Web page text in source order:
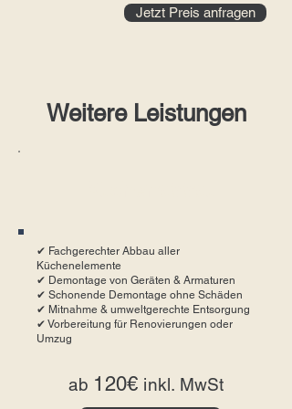
Jetzt Preis anfragen
Weitere Leistungen
ab 120€ inkl. MwSt
✔ Fachgerechter Abbau aller
Küchenelemente
✔ Demontage von Geräten & Armaturen
✔ Schonende Demontage ohne Schäden
✔ Mitnahme & umweltgerechte Entsorgung
✔ Vorbereitung für Renovierungen oder
Umzug